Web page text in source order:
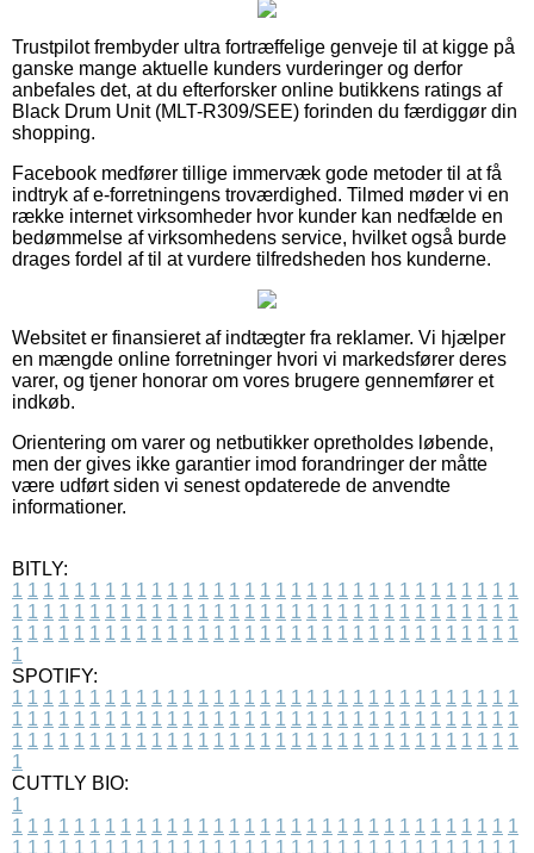
Trustpilot frembyder ultra fortræffelige genveje til at kigge på
ganske mange aktuelle kunders vurderinger og derfor
anbefales det, at du efterforsker online butikkens ratings af
Black Drum Unit (MLT-R309/SEE) forinden du færdiggør din
shopping.
Facebook medfører tillige immervæk gode metoder til at få
indtryk af e-forretningens troværdighed. Tilmed møder vi en
række internet virksomheder hvor kunder kan nedfælde en
bedømmelse af virksomhedens service, hvilket også burde
drages fordel af til at vurdere tilfredsheden hos kunderne.
Websitet er finansieret af indtægter fra reklamer. Vi hjælper
en mængde online forretninger hvori vi markedsfører deres
varer, og tjener honorar om vores brugere gennemfører et
indkøb.
Orientering om varer og netbutikker opretholdes løbende,
men der gives ikke garantier imod forandringer der måtte
være udført siden vi senest opdaterede de anvendte
informationer.
BITLY:
1 1 1 1 1 1 1 1 1 1 1 1 1 1 1 1 1 1 1 1 1 1 1 1 1 1 1 1 1 1 1 1 1
1 1 1 1 1 1 1 1 1 1 1 1 1 1 1 1 1 1 1 1 1 1 1 1 1 1 1 1 1 1 1 1 1
1 1 1 1 1 1 1 1 1 1 1 1 1 1 1 1 1 1 1 1 1 1 1 1 1 1 1 1 1 1 1 1 1
1
SPOTIFY:
1 1 1 1 1 1 1 1 1 1 1 1 1 1 1 1 1 1 1 1 1 1 1 1 1 1 1 1 1 1 1 1 1
1 1 1 1 1 1 1 1 1 1 1 1 1 1 1 1 1 1 1 1 1 1 1 1 1 1 1 1 1 1 1 1 1
1 1 1 1 1 1 1 1 1 1 1 1 1 1 1 1 1 1 1 1 1 1 1 1 1 1 1 1 1 1 1 1 1
1
CUTTLY BIO:
1
1 1 1 1 1 1 1 1 1 1 1 1 1 1 1 1 1 1 1 1 1 1 1 1 1 1 1 1 1 1 1 1 1
1 1 1 1 1 1 1 1 1 1 1 1 1 1 1 1 1 1 1 1 1 1 1 1 1 1 1 1 1 1 1 1 1